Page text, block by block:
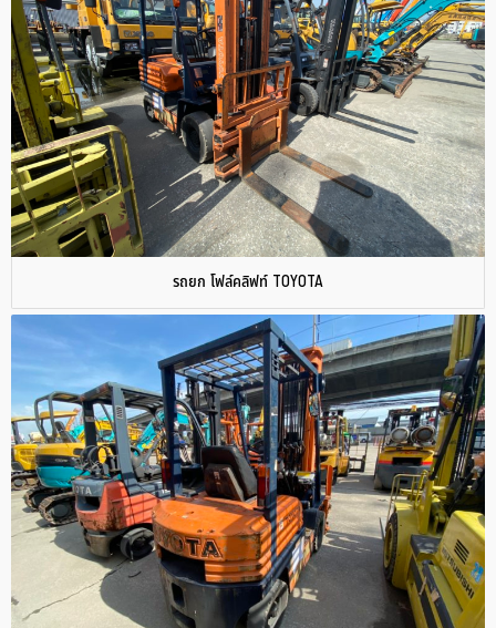
รถยก โฟล์คลิฟท์ TOYOTA